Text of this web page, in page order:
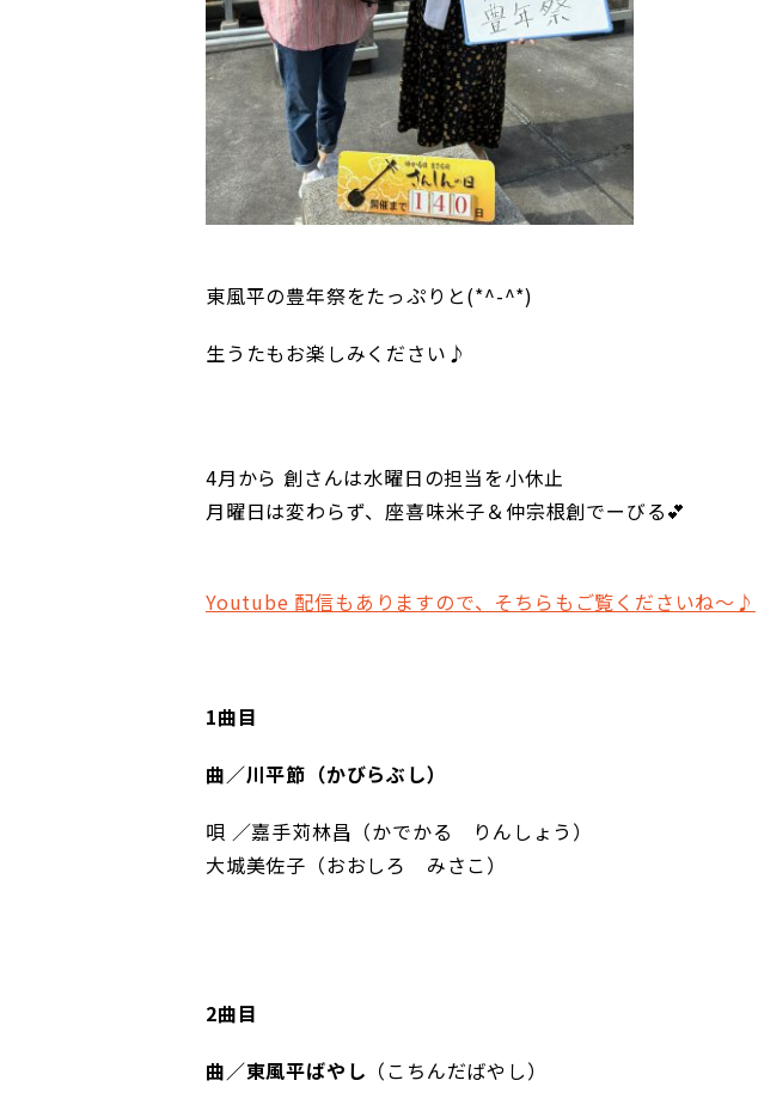
東風平の豊年祭をたっぷりと(*^-^*)
生うたもお楽しみください♪
4月から 創さんは水曜日の担当を小休止
月曜日は変わらず、座喜味米子＆仲宗根創でーびる💕
Youtube 配信もありますので、そちらもご覧くださいね～♪
1曲目
曲／川平節（かびらぶし）
唄 ／嘉手苅林昌（かでかる りんしょう）
大城美佐子（おおしろ みさこ）
2曲目
曲／東風平ばやし （こちんだばやし）